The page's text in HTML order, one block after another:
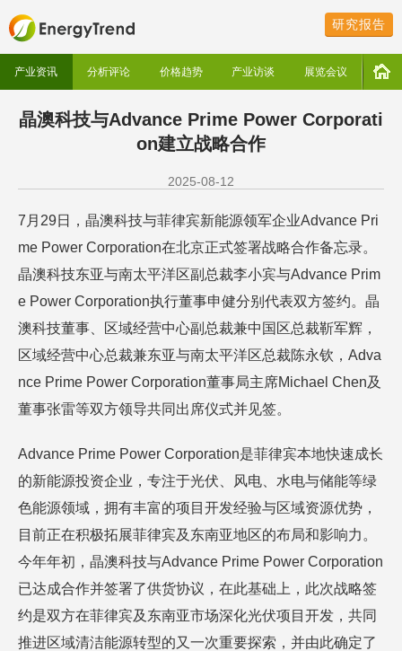
研究报告
产业资讯 分析评论 价格趋势 产业访谈 展览会议
晶澳科技与Advance Prime Power Corporati
on建立战略合作
2025-08-12
7月29日，晶澳科技与菲律宾新能源领军企业Advance Pri
me Power Corporation在北京正式签署战略合作备忘录。
晶澳科技东亚与南太平洋区副总裁李小宾与Advance Prim
e Power Corporation执行董事申健分别代表双方签约。晶
澳科技董事、区域经营中心副总裁兼中国区总裁靳军辉，
区域经营中心总裁兼东亚与南太平洋区总裁陈永钦，Adva
nce Prime Power Corporation董事局主席Michael Chen及
董事张雷等双方领导共同出席仪式并见签。
Advance Prime Power Corporation是菲律宾本地快速成长
的新能源投资企业，专注于光伏、风电、水电与储能等绿
色能源领域，拥有丰富的项目开发经验与区域资源优势，
目前正在积极拓展菲律宾及东南亚地区的布局和影响力。
今年年初，晶澳科技与Advance Prime Power Corporation
已达成合作并签署了供货协议，在此基础上，此次战略签
约是双方在菲律宾及东南亚市场深化光伏项目开发，共同
推进区域清洁能源转型的又一次重要探索，并由此确定了